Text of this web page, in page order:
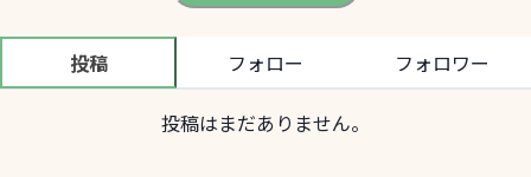
投稿 フォロー フォロワー
投稿はまだありません。